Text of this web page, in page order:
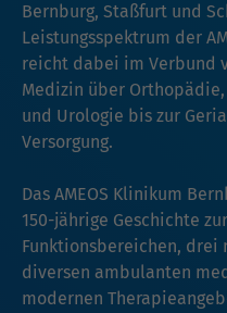
Bernburg, Staßfurt und
Leistungsspektrum der
reicht dabei im Verbund
Medizin über
und Urologie bis zur
Versorgung.
Das AMEOS Klinikum
150-jährige Geschichte
Funktionsbereichen, drei
diversen ambulanten
modernen